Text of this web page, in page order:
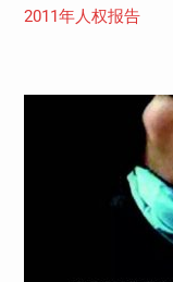
2011年人权报告